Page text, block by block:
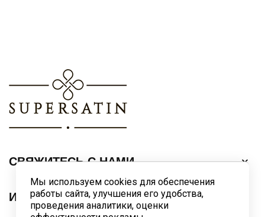
СВЯЖИТЕСЬ С НАМИ 
ИНФОРМАЦИЯ
Мы используем cookies для обеспечения
работы сайта, улучшения его удобства,
проведения аналитики, оценки